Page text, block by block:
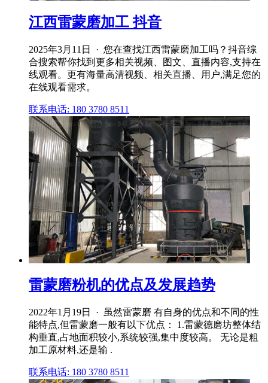
江西雷蒙磨加工 抖音
2025年3月11日 · 您在查找江西雷蒙磨加工吗？抖音综
合搜索帮你找到更多相关视频、图文、直播内容,支持在
线观看。更有海量高清视频、相关直播、用户,满足您的
在线观看需求。
联系电话: 180 3780 8511
雷蒙磨粉机的优点及发展趋势
2022年1月19日 · 虽然雷蒙磨 有自身的优点和不同的性
能特点,但雷蒙磨一般有以下优点： 1.雷蒙德磨坊整体结
构垂直,占地面积较小,系统较强,集中度较高。 无论是粗
加工原材料,还是输 .
联系电话: 180 3780 8511